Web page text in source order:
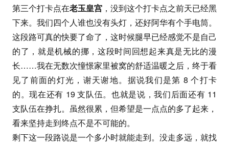
第三个打卡点在老玉皇宫 ，没到这个打卡点之前天已经黑
下来。我们四个人谁也没有头灯，还好阿华有个手电筒。
这段路可真的快要了命了，这时候腿早已经感觉不是自己
的了，就是机械的挪，这段时间回想起来真是无比的漫
长……我在无数次憧憬家里被窝的舒适温暖之后，终于看
见了前面的灯光，谢天谢地。据说我们是第 8 个打卡
的。现在还有 19 支队伍。也就是说，我们后面还有 11
支队伍在挣扎。虽然很累，但希望是一点点的多了起来，
看来坚持走到终点不是不可能的。
剩下这一段路说是一个多小时就能走到。没走多远，就找